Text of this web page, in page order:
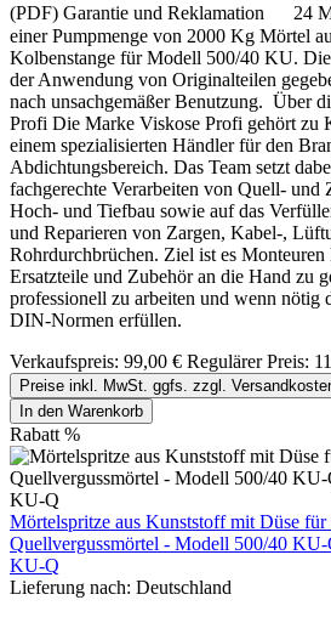
(PDF) Garantie und Reklamation 24
einer Pumpmenge von 2000 Kg Mörtel
Kolbenstange für Modell 500/40 KU.
der Anwendung von Originalteilen
nach unsachgemäßer Benutzung. Über
Profi Die Marke Viskose Profi gehört zu
einem spezialisierten Händler für den
Abdichtungsbereich. Das Team setzt
fachgerechte Verarbeiten von Quell- und
Hoch- und Tiefbau sowie auf das
und Reparieren von Zargen, Kabel-,
Rohrdurchbrüchen. Ziel ist es
Ersatzteile und Zubehör an die Hand zu
professionell zu arbeiten und wenn nötig
DIN-Normen erfüllen.
Verkaufspreis: 99,00 € Regulärer Preis:
Preise inkl. MwSt. ggfs. zzgl.
In den Warenkorb
Rabatt %
Mörtelspritze aus Kunststoff mit Düse für
Quellvergussmörtel - Modell 500/40
KU-Q
Lieferung nach: Deutschland